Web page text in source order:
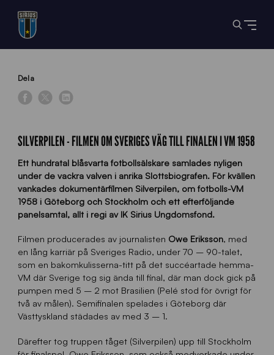
Dela
SILVERPILEN - FILMEN OM SVERIGES VÄG TILL FINALEN I VM 1958
Ett hundratal blåsvarta fotbollsälskare samlades nyligen
under de vackra valven i anrika Slottsbiografen. För kvällen
vankades dokumentärfilmen Silverpilen, om fotbolls-VM
1958 i Göteborg och Stockholm och ett efterföljande
panelsamtal, allt i regi av IK Sirius Ungdomsfond.
Filmen producerades av journalisten Owe Eriksson, med
en lång karriär på Sveriges Radio, under 70 – 90-talet,
som en bakomkulisserna-titt på det succéartade hemma-
VM där Sverige tog sig ända till final, där man dock gick på
pumpen med 5 – 2 mot Brasilien (Pelé stod för övrigt för
två av målen). Semifinalen spelades i Göteborg där
Västtyskland städades av med 3 – 1.
Därefter tog truppen tåget (Silverpilen) upp till Stockholm